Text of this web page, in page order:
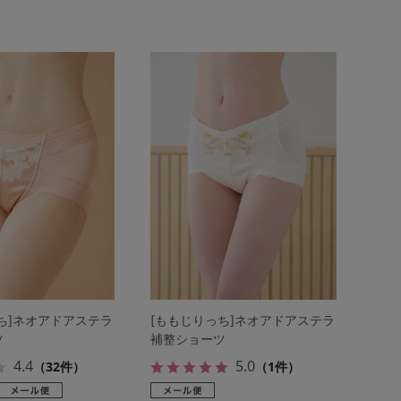
]ネオアドアステラ
4.4（32件）
[ももじりっち]ネオアドアステラ
補整ショーツ
5.0（1件）